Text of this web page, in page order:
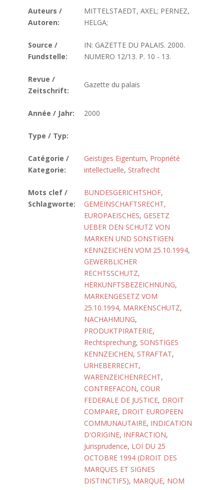
Auteurs /
Autoren:
MITTELSTAEDT, AXEL; PERNEZ,
HELGA;
Source /
Fundstelle:
IN: GAZETTE DU PALAIS. 2000.
NUMERO 12/13. P. 10 - 13.
Revue /
Zeitschrift:
Gazette du palais
Année / Jahr: 2000
Type / Typ:
Catégorie /
Kategorie:
Geistiges Eigentum, Propriété
intellectuelle, Strafrecht
Mots clef /
Schlagworte:
BUNDESGERICHTSHOF,
GEMEINSCHAFTSRECHT,
EUROPAEISCHES, GESETZ
UEBER DEN SCHUTZ VON
MARKEN UND SONSTIGEN
KENNZEICHEN VOM 25.10.1994,
GEWERBLICHER
RECHTSSCHUTZ,
HERKUNFTSBEZEICHNUNG,
MARKENGESETZ VOM
25.10.1994, MARKENSCHUTZ,
NACHAHMUNG,
PRODUKTPIRATERIE,
Rechtsprechung, SONSTIGES
KENNZEICHEN, STRAFTAT,
URHEBERRECHT,
WARENZEICHENRECHT,
CONTREFACON, COUR
FEDERALE DE JUSTICE, DROIT
COMPARE, DROIT EUROPEEN
COMMUNAUTAIRE, INDICATION
D'ORIGINE, INFRACTION,
Jurisprudence, LOI DU 25
OCTOBRE 1994 (DROIT DES
MARQUES ET SIGNES
DISTINCTIFS), MARQUE, NOM